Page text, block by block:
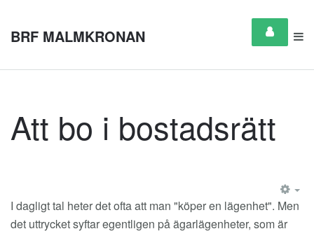
BRF MALMKRONAN
Att bo i bostadsrätt
I dagligt tal heter det ofta att man "köper en lägenhet". Men
det uttrycket syftar egentligen på ägarlägenheter, som är